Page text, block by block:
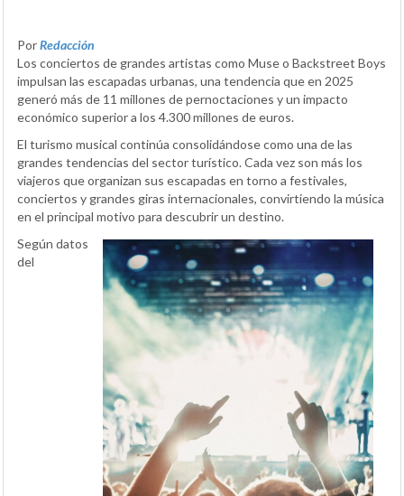
PorRedacción
Los conciertos de grandes artistas como Muse o Backstreet Boys
impulsan las escapadas urbanas, una tendencia que en 2025
generó más de 11 millones de pernoctaciones y un impacto
económico superior a los 4.300 millones de euros.
El turismo musical continúa consolidándose como una de las
grandes tendencias del sector turístico. Cada vez son más los
viajeros que organizan sus escapadas en torno a festivales,
conciertos y grandes giras internacionales, convirtiendo la música
en el principal motivo para descubrir un destino.
Según datos
del